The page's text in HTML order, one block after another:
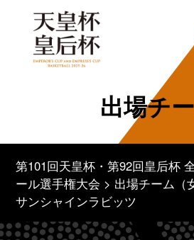
出場チ
第101回天皇杯・第92回皇后杯
ール選手権大会
出場チーム（
サンシャインラビッツ